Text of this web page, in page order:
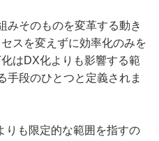
みそのものを変革する動き
スを変えずに効率化のみを
はDX化よりも影響する範
手段のひとつと定義されま
りも限定的な範囲を指すの